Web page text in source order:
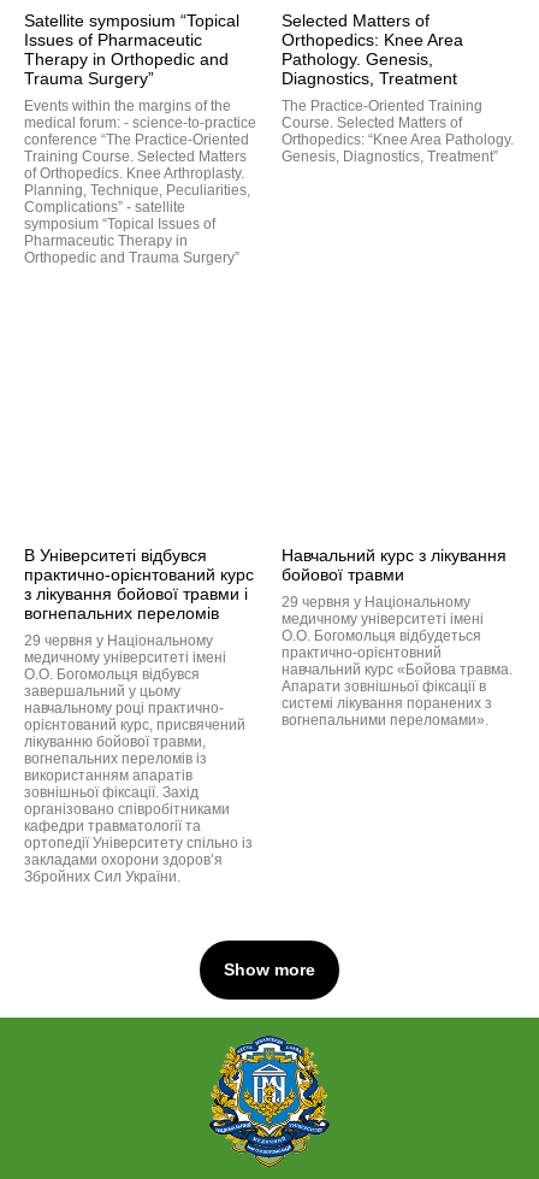
Satellite symposium “Topical
Issues of Pharmaceutic
Therapy in Orthopedic and
Trauma Surgery”
Events within the margins of the
medical forum: - science-to-practice
conference “The Practice-Oriented
Training Course. Selected Matters
of Orthopedics. Knee Arthroplasty.
Planning, Technique, Peculiarities,
Complications” - satellite
symposium “Topical Issues of
Pharmaceutic Therapy in
Orthopedic and Trauma Surgery”
Selected Matters of
Orthopedics: Knee Area
Pathology. Genesis,
Diagnostics, Treatment
The Practice-Oriented Training
Course. Selected Matters of
Orthopedics: “Knee Area Pathology.
Genesis, Diagnostics, Treatment”
В Університеті відбувся
практично-орієнтований курс
з лікування бойової травми і
вогнепальних переломів
29 червня у Національному
медичному університеті імені
О.О. Богомольця відбувся
завершальний у цьому
навчальному році практично-
орієнтований курс, присвячений
лікуванню бойової травми,
вогнепальних переломів із
використанням апаратів
зовнішньої фіксації. Захід
організовано співробітниками
кафедри травматології та
ортопедії Університету спільно із
закладами охорони здоров’я
Збройних Сил України.
Навчальний курс з лікування
бойової травми
29 червня у Національному
медичному університеті імені
О.О. Богомольця відбудеться
практично-орієнтовний
навчальний курс «Бойова травма.
Апарати зовнішньої фіксації в
системі лікування поранених з
вогнепальними переломами».
Show more